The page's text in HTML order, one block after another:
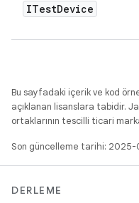
ITestDevice
Bu sayfadaki içerik ve kod
açıklanan lisanslara tabidir.
ortaklarının tescilli ticari
Son güncelleme tarihi: 2025-
DERLEME